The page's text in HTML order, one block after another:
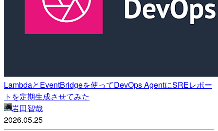
LambdaとEventBridgeを使ってDevOps AgentにSREレポー
トを定期生成させてみた
岩田智哉
2026.05.25